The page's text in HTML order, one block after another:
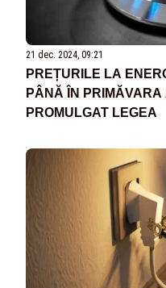
21 dec. 2024, 09:21
PREȚURILE LA
PÂNĂ ÎN
PROMULGAT LEGEA